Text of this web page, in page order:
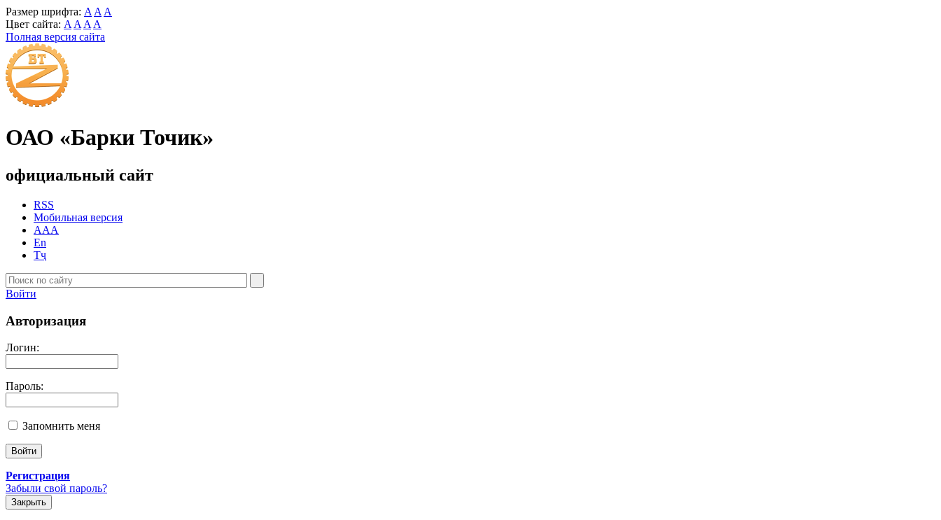
Размер шрифта: A A A
Цвет сайта: A A A A
Полная версия сайта
ОАО «Барки Точик»
официальный сайт
RSS
Мобильная версия
AAA
En
Тҷ
Войти
Авторизация
Логин:
Пароль:
Запомнить меня
Регистрация
Забыли свой пароль?
Закрыть